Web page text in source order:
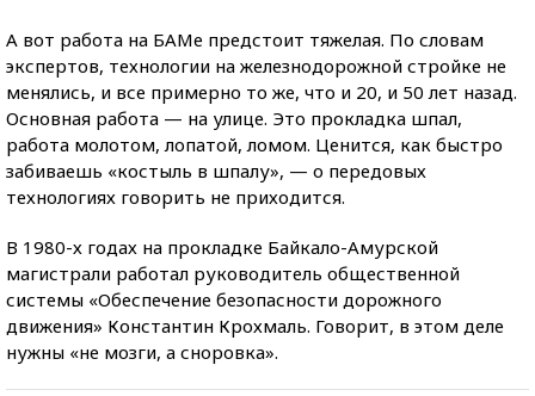
А вот работа на БАМе предстоит тяжелая. По словам
экспертов, технологии на железнодорожной стройке не
менялись, и все примерно то же, что и 20, и 50 лет назад.
Основная работа — на улице. Это прокладка шпал,
работа молотом, лопатой, ломом. Ценится, как быстро
забиваешь «костыль в шпалу», — о передовых
технологиях говорить не приходится.
В 1980-х годах на прокладке Байкало-Амурской
магистрали работал руководитель общественной
системы «Обеспечение безопасности дорожного
движения» Константин Крохмаль. Говорит, в этом деле
нужны «не мозги, а сноровка».